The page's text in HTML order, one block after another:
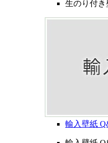
生のり付
輸入壁紙